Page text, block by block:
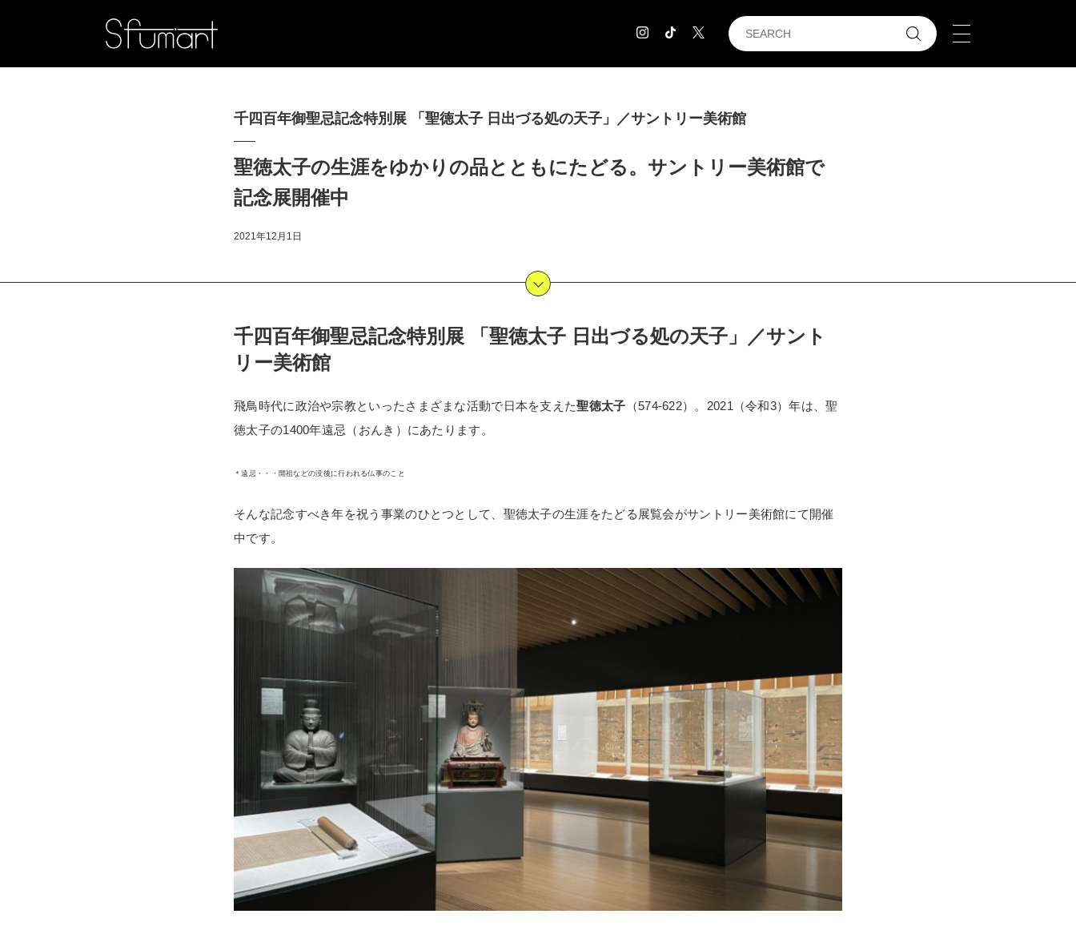
COLUMN コラム記事
EXHIBITION 展覧会情報
CONTACT
千四百年御聖忌記念特別展 「聖徳太子 日出づる処の天子」／サントリー美術館
聖徳太子の生涯をゆかりの品とともにたどる。サントリー美術館で
記念展開催中
2021年12月1日
千四百年御聖忌記念特別展 「聖徳太子 日出づる処の天子」／サント
リー美術館
飛鳥時代に政治や宗教といったさまざまな活動で日本を支えた聖徳太子 （574-622）。2021（令和3）年は、聖
徳太子の1400年遠忌（おんき）にあたります。
＊遠忌・・・開祖などの没後に行われる仏事のこと
そんな記念すべき年を祝う事業のひとつとして、聖徳太子の生涯をたどる展覧会がサントリー美術館にて開催
中です。